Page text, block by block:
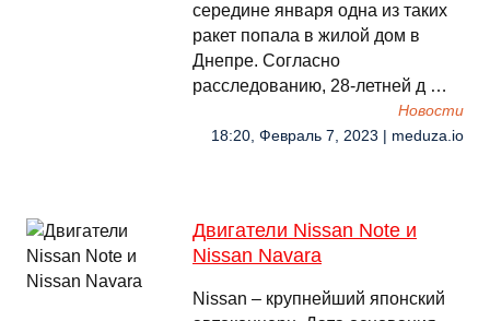
середине января одна из таких
ракет попала в жилой дом в
Днепре. Согласно
расследованию, 28-летней д …
Новости
18:20, Февраль 7, 2023 | meduza.io
Двигатели Nissan Note и
Nissan Navara
Nissan – крупнейший японский